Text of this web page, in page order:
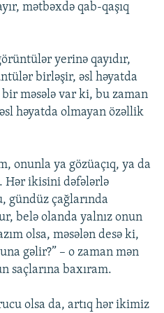
mətbəxdə qab-qaşıq
yerinə qayıdır,
birləşir, əsl həyatda
məsələ var ki, bu zaman
həyatda olmayan özəllik
onunla ya gözüaçıq, ya da
Hər ikisini dəfələrlə
gündüz çağlarında
belə olanda yalnız onun
olsa, məsələn desə ki,
gəlir?” – o zaman mən
saçlarına baxıram.
olsa da, artıq hər ikimiz